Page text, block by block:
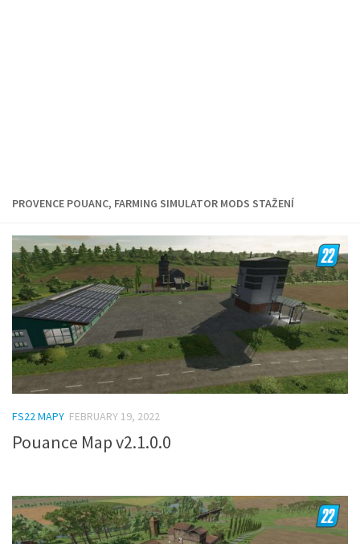
PROVENCE POUANC, FARMING SIMULATOR MODS STAŽENÍ
FS22 MAPY FEBRUARY 19, 2022
Pouance Map v2.1.0.0